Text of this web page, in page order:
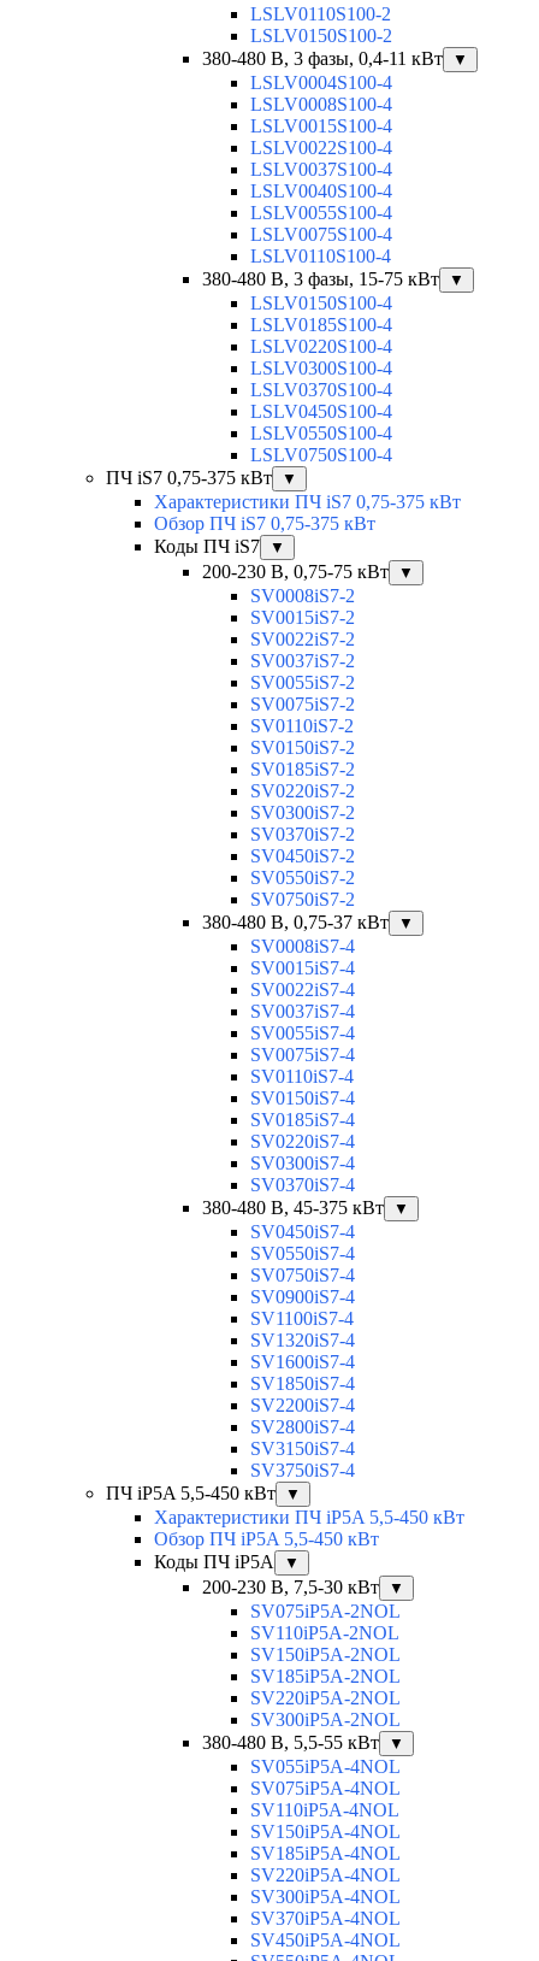
LSLV0110S100-2
LSLV0150S100-2
380-480 В, 3 фазы, 0,4-11 кВт
▼
LSLV0004S100-4
LSLV0008S100-4
LSLV0015S100-4
LSLV0022S100-4
LSLV0037S100-4
LSLV0040S100-4
LSLV0055S100-4
LSLV0075S100-4
LSLV0110S100-4
380-480 В, 3 фазы, 15-75 кВт
▼
LSLV0150S100-4
LSLV0185S100-4
LSLV0220S100-4
LSLV0300S100-4
LSLV0370S100-4
LSLV0450S100-4
LSLV0550S100-4
LSLV0750S100-4
ПЧ iS7 0,75-375 кВт
▼
Характеристики ПЧ iS7 0,75-375 кВт
Обзор ПЧ iS7 0,75-375 кВт
Коды ПЧ iS7
▼
200-230 В, 0,75-75 кВт ▼
SV0008iS7-2
SV0015iS7-2
SV0022iS7-2
SV0037iS7-2
SV0055iS7-2
SV0075iS7-2
SV0110iS7-2
SV0150iS7-2
SV0185iS7-2
SV0220iS7-2
SV0300iS7-2
SV0370iS7-2
SV0450iS7-2
SV0550iS7-2
SV0750iS7-2
380-480 В, 0,75-37 кВт
▼
SV0008iS7-4
SV0015iS7-4
SV0022iS7-4
SV0037iS7-4
SV0055iS7-4
SV0075iS7-4
SV0110iS7-4
SV0150iS7-4
SV0185iS7-4
SV0220iS7-4
SV0300iS7-4
SV0370iS7-4
380-480 В, 45-375 кВт
▼
SV0450iS7-4
SV0550iS7-4
SV0750iS7-4
SV0900iS7-4
SV1100iS7-4
SV1320iS7-4
SV1600iS7-4
SV1850iS7-4
SV2200iS7-4
SV2800iS7-4
SV3150iS7-4
SV3750iS7-4
ПЧ iP5A 5,5-450 кВт
▼
Характеристики ПЧ iP5A 5,5-450 кВт
Обзор ПЧ iP5A 5,5-450 кВт
Коды ПЧ iP5A
▼
200-230 В, 7,5-30 кВт ▼
SV075iP5A-2NOL
SV110iP5A-2NOL
SV150iP5A-2NOL
SV185iP5A-2NOL
SV220iP5A-2NOL
SV300iP5A-2NOL
380-480 В, 5,5-55 кВт
▼
SV055iP5A-4NOL
SV075iP5A-4NOL
SV110iP5A-4NOL
SV150iP5A-4NOL
SV185iP5A-4NOL
SV220iP5A-4NOL
SV300iP5A-4NOL
SV370iP5A-4NOL
SV450iP5A-4NOL